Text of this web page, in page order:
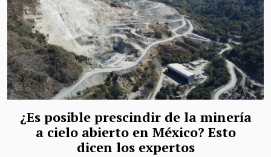
¿Es posible prescindir de la minería
a cielo abierto en México? Esto
dicen los expertos